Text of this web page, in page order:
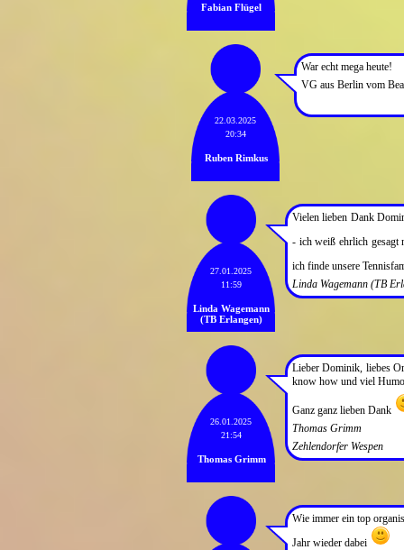
Fabian Flügel
22.03.2025
20:34
Ruben Rimkus
War echt mega heute!
VG aus Berlin vom
27.01.2025
11:59
Linda Wagemann
(TB Erlangen)
Vielen lieben Dank
- ich weiß ehrlich gesagt
ich finde unsere
Linda Wagemann (TB
26.01.2025
21:54
Thomas Grimm
Lieber Dominik, liebes
know how und viel
Ganz ganz lieben Dank
Thomas Grimm
Zehlendorfer Wespen
Wie immer ein top
Jahr wieder dabei